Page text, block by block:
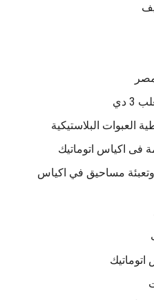
دي
العبوات البلاستيكية
فى اكياس اتوماتيك
مساحيق في اكياس